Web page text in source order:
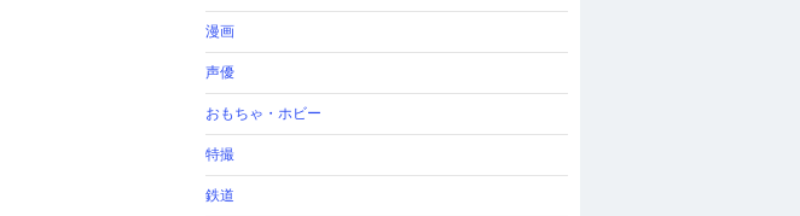
漫画
声優
おもちゃ・ホビー
特撮
鉄道